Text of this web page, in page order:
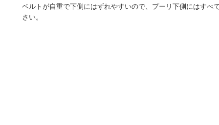
ベルトが自重で下側にはずれやすいので、プーリ下側にはすべ
さい。